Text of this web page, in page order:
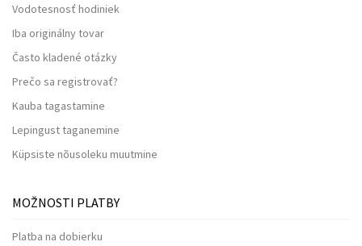
Vodotesnosť hodiniek
Iba originálny tovar
Často kladené otázky
Prečo sa registrovať?
Kauba tagastamine
Lepingust taganemine
Küpsiste nõusoleku muutmine
MOŽNOSTI PLATBY
Platba na dobierku